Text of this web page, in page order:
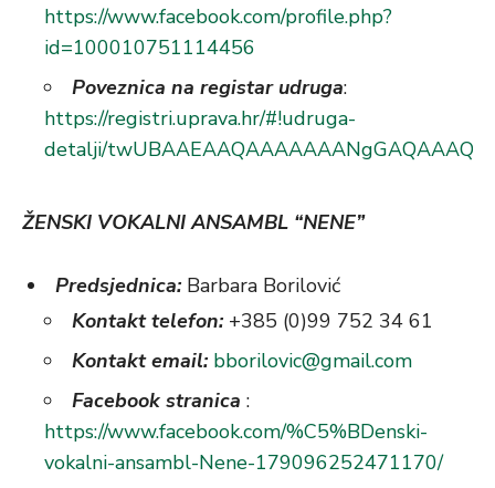
https://www.facebook.com/profile.php?
id=100010751114456
Poveznica na registar udruga:
https://registri.uprava.hr/#!udruga-
detalji/
ŽENSKI VOKALNI ANSAMBL “NENE”
Predsjednica: Barbara Borilović
Kontakt telefon: +385 (0)99 752 34 61
Kontakt email: bborilovic@gmail.com
Facebook stranica :
https://www.facebook.com/%C5%BDenski-
vokalni-ansambl-Nene-179096252471170/